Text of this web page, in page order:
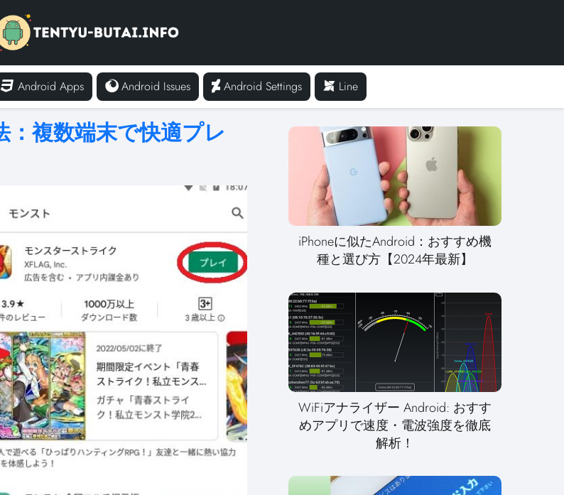
Android Apps Android Issues Android Settings Line
複数端末で快適プレ
iPhoneに似たAndroid：おすすめ機
種と選び方【2024年最新】
WiFiアナライザー Android: おすす
めアプリで速度・電波強度を徹底
解析！